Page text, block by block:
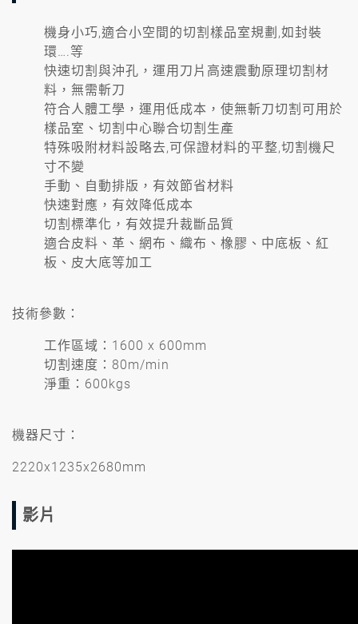
機身小巧,適合小空間的切割樣品室規劃,如封裝
環….等
快速切割與沖孔，運用刀片高速震動原理切割材
料，無需斬刀
符合人體工學，運用低成本，使無斬刀切割可用於
樣品室、切割中心聯合切割生產
特殊吸附材料設略去,可保證材料的平整,切割機尺
寸不變
手動、自動排版，有效節省材料
快速對應，有效降低成本
切割標準化，有效提升裁斷品質
適合皮料、革、網布、織布、橡膠、中底板、紅
板、皮大底等加工
技術參數：
工作區域：1600 x 600mm
切割速度：80m/min
淨重：600kgs
機器尺寸：
2220x1235x2680mm
影片